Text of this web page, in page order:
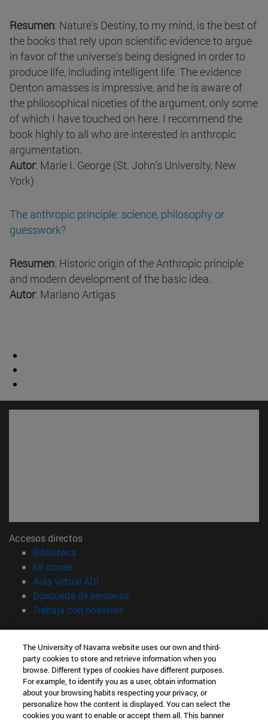
Resumen: Nature's Destiny, to my mind, is the best of
the books that rely upon scientific evidence to argue
in favor of the universe's being designed in order to
produce life, including intelligent life. The evidence
Denton amasses is impressive, and he is aware of
the philosophical niceties of the argument, only some
of which I have touched on here. I recommend the
book highly to all who are interested in anthropic
argumentation.
Autor: Marie I. George (St. John's University, New
York)
The anthropic principle: science, philosophy or
guesswork?
Resumen: Historic origin of the Anthropic principle
and modern development of the basic idea.
Autor: Mariano Artigas
Accesos directos
Biblioteca
Mi correo(abre en nueva ventana)
Aula virtual ADI
Búsqueda de personas(abre en nueva ventana)
Trabaja con nosotros(abre en nueva ventana)
Información
TFNO +34 948 42 56 00
¿QUÉ GRADO TE INTERESA?
¿QUÉ MÁSTER TE INTERESA?
© Universidad de Navarra
Información legal
The University of Navarra website uses our own and third-
party cookies to store and retrieve information when you
browse. Different types of cookies have different purposes.
For example, to identify you as a user, obtain information
about your browsing habits respecting your privacy, or
personalize how the content is displayed. You can select the
cookies you want to enable or accept them all. This banner